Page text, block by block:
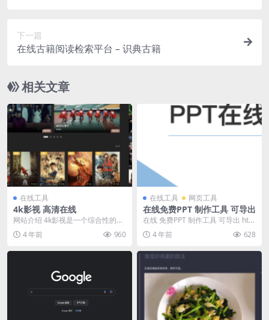
下一篇
在线古籍阅读检索平台 – 识典古籍
相关文章
在线工具
4k影视 高清在线
网站介绍 4k影视是一个综合性的网
站,不断更新电影、影视推荐、精美
图片、最新美剧...
4 年前 960
在线工具 网页工具
在线免费PPT 制作工具 可导出
在线 免费PPT 制作工具 可导出 http
s://pptist.gitee.i...
4 年前 628